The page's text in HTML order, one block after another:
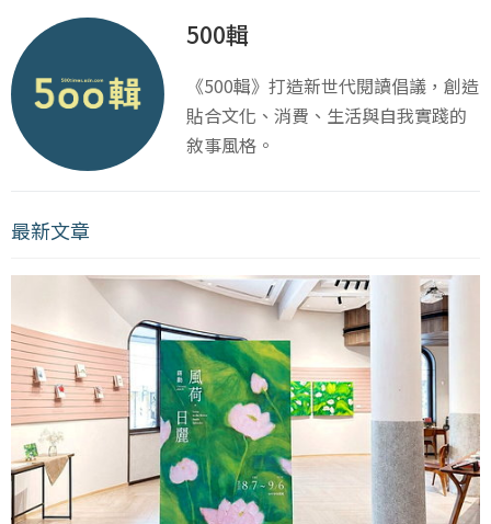
500輯
《500輯》打造新世代閱讀倡議，創造
貼合文化、消費、生活與自我實踐的
敘事風格。
最新文章